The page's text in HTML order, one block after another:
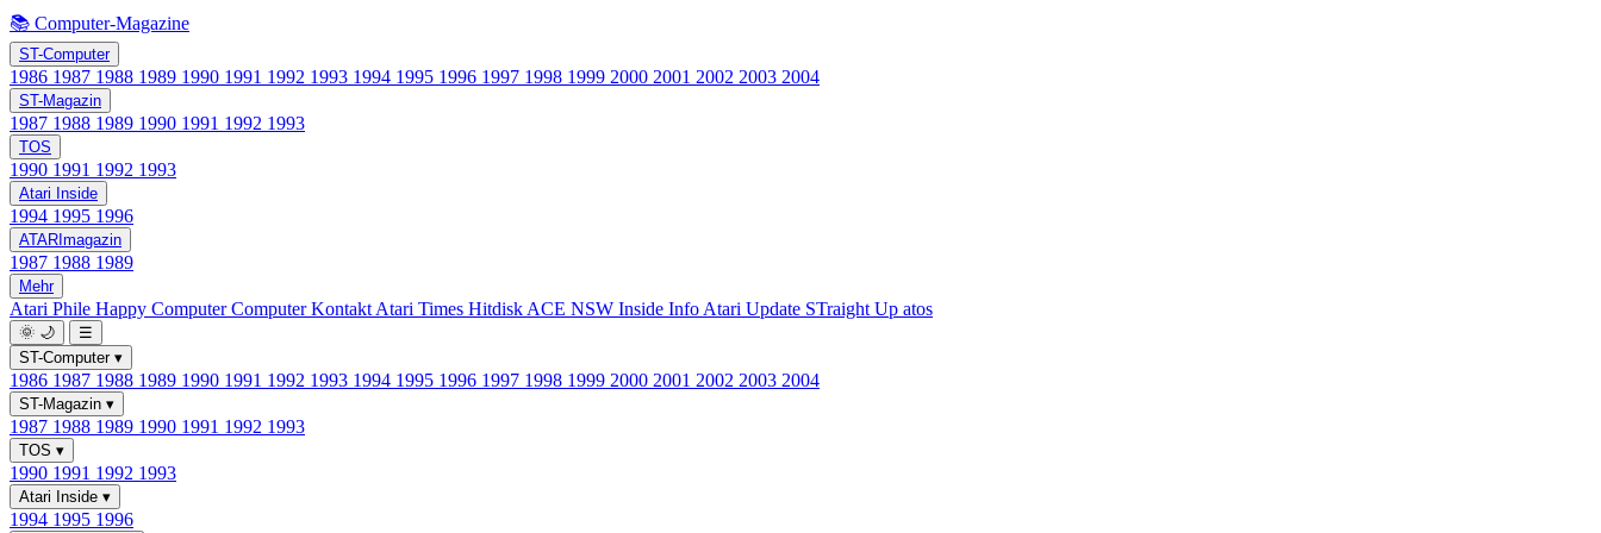
📚 Computer-Magazine
ST-Computer
1986 1987 1988 1989 1990 1991 1992 1993 1994 1995 1996 1997 1998 1999 2000 2001 2002 2003 2004
ST-Magazin
1987 1988 1989 1990 1991 1992 1993
TOS
1990 1991 1992 1993
Atari Inside
1994 1995 1996
ATARImagazin
1987 1988 1989
Mehr
Atari Phile Happy ComputerComputer Kontakt Atari Times Hitdisk ACE NSW Inside Info Atari Update STraight Up atos
🌞 🌙
☰
ST-Computer ▾
1986 1987 1988 1989 1990 1991 1992 1993 1994 1995 1996 1997 1998 1999 2000 2001 2002 2003 2004
ST-Magazin ▾
1987 1988 1989 1990 1991 1992 1993
TOS ▾
1990 1991 1992 1993
Atari Inside ▾
1994 1995 1996